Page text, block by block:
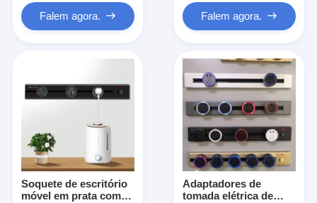
Falem agora. Falem agora.
Soquete de escritório
móvel em prata com
Adaptadores de
tomada elétrica de